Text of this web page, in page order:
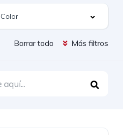
Borrar todo Más filtros